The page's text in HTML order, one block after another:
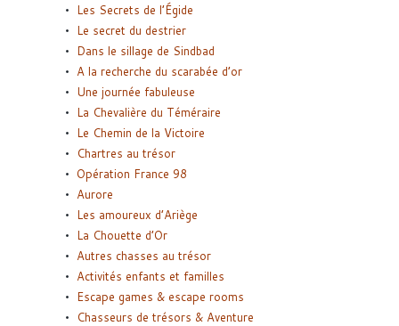
Les Secrets de l’Égide
Le secret du destrier
Dans le sillage de Sindbad
A la recherche du scarabée d’or
Une journée fabuleuse
La Chevalière du Téméraire
Le Chemin de la Victoire
Chartres au trésor
Opération France 98
Aurore
Les amoureux d’Ariège
La Chouette d’Or
Autres chasses au trésor
Activités enfants et familles
Escape games & escape rooms
Chasseurs de trésors & Aventure